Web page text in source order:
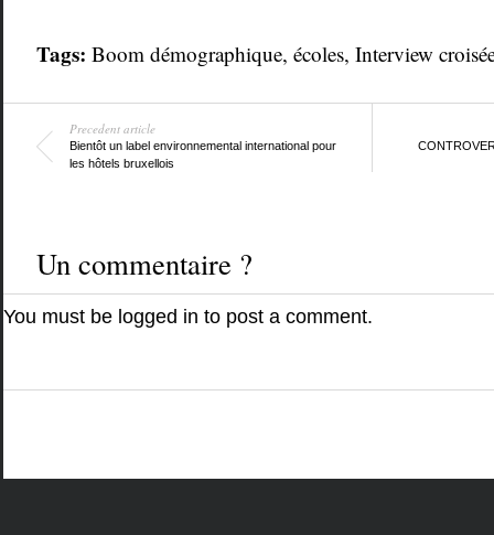
Tags: Boom démographique, écoles, Interview
Precedent article
Bientôt un label environnemental international pour
les hôtels bruxellois
Un commentaire ?
You must be logged in to post a comment.